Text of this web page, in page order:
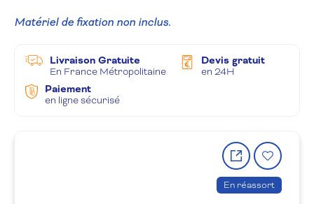
Matériel de fixation non inclus.
Livraison Gratuite
En France Métropolitaine
Devis gratuit
en 24H
Paiement
en ligne sécurisé
Partager
le
produit
à
la
En réassort